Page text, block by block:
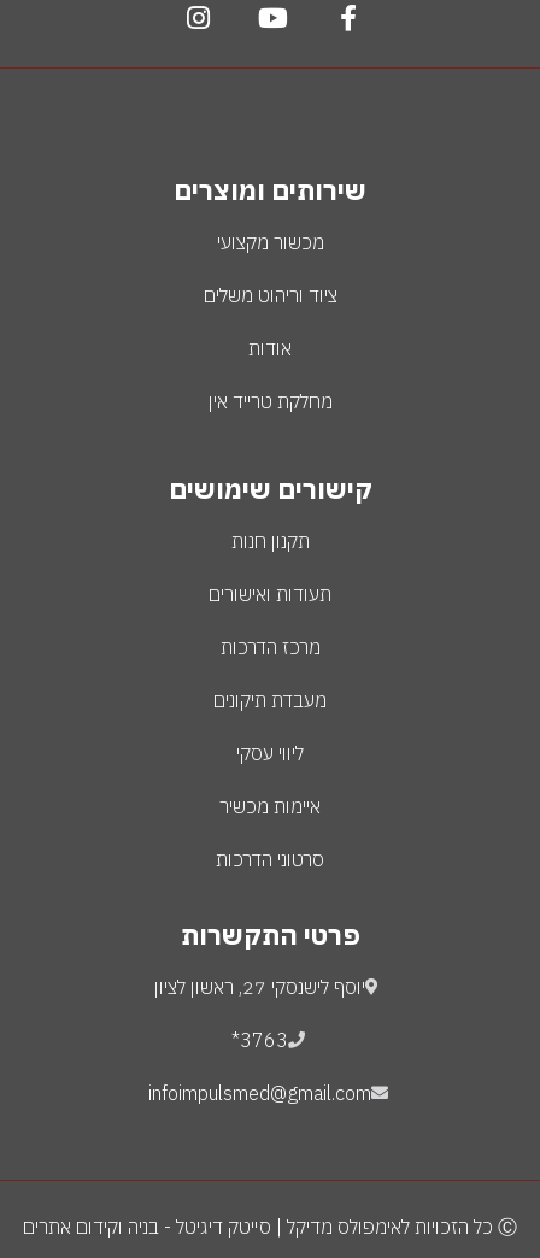
שירותים ומוצרים
מכשור מקצועי
ציוד וריהוט משלים
אודות
מחלקת טרייד אין
קישורים שימושים
תקנון חנות
תעודות ואישורים
מרכז הדרכות
מעבדת תיקונים
ליווי עסקי
איימות מכשיר
סרטוני הדרכות
פרטי התקשרות
יוסף לישנסקי 27, ראשון לציון
3763*
infoimpulsmed@gmail.com
Ⓒ כל הזכויות לאימפולס מדיקל | סייטק דיגיטל - בניה וקידום אתרים